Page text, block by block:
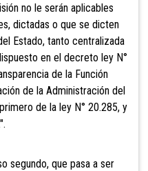
no le serán aplicables
dictadas o que se dicten
Estado, tanto centralizada
en el decreto ley N°
de la Función
de la Administración del
de la ley N° 20.285, y
segundo, que pasa a ser